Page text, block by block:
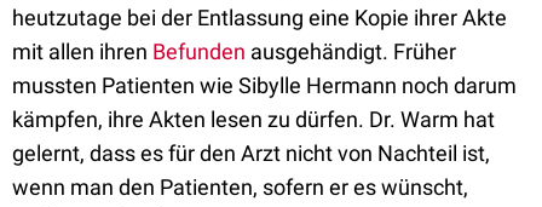
heutzutage bei der Entlassung eine Kopie ihrer Akte
mit allen ihren Befunden ausgehändigt. Früher
mussten Patienten wie Sibylle Hermann noch darum
kämpfen, ihre Akten lesen zu dürfen. Dr. Warm hat
gelernt, dass es für den Arzt nicht von Nachteil ist,
wenn man den Patienten, sofern er es wünscht,